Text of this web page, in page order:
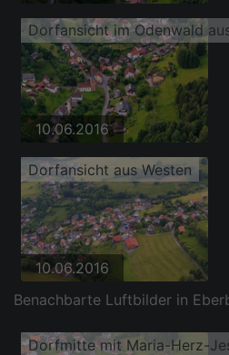
Dorfansicht im Odenwald
10.06.2016
Dorfansicht aus Westen
10.06.2016
Benachbarte Luftbilder in
Dorfmitte mit Maria-Herz-